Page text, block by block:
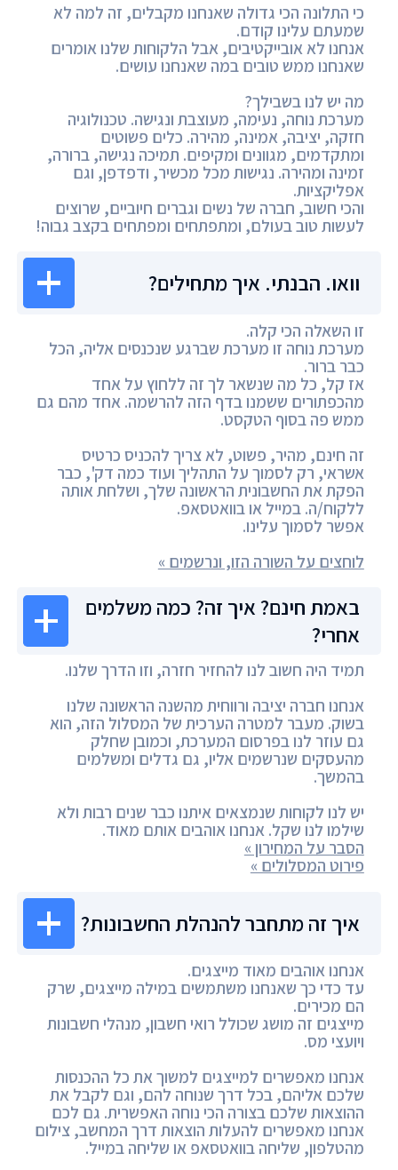
כי התלונה הכי גדולה שאנחנו מקבלים, זה למה לא
שמעתם עלינו קודם.
אנחנו לא אובייקטיבים, אבל הלקוחות שלנו אומרים
שאנחנו ממש טובים במה שאנחנו עושים.
מה יש לנו בשבילך?
מערכת נוחה, נעימה, מעוצבת ונגישה. טכנולוגיה
חזקה, יציבה, אמינה, מהירה. כלים פשוטים
ומתקדמים, מגוונים ומקיפים. תמיכה נגישה, ברורה,
זמינה ומהירה. נגישות מכל מכשיר, ודפדפן, וגם
אפליקציות.
והכי חשוב, חברה של נשים וגברים חיוביים, שרוצים
לעשות טוב בעולם, ומתפתחים ומפתחים בקצב גבוה!
וואו. הבנתי. איך מתחילים?
זו השאלה הכי קלה.
מערכת נוחה זו מערכת שברגע שנכנסים אליה, הכל
כבר ברור.
אז קל, כל מה שנשאר לך זה ללחוץ על אחד
מהכפתורים ששמנו בדף הזה להרשמה. אחד מהם גם
ממש פה בסוף הטקסט.
זה חינם, מהיר, פשוט, לא צריך להכניס כרטיס
אשראי, רק לסמוך על התהליך ועוד כמה דק', כבר
הפקת את החשבונית הראשונה שלך, ושלחת אותה
ללקוח/ה. במייל או בוואטסאפ.
אפשר לסמוך עלינו.
לוחצים על השורה הזו, ונרשמים »
באמת חינם? איך זה? כמה משלמים
אחרי?
תמיד היה חשוב לנו להחזיר חזרה, וזו הדרך שלנו.
אנחנו חברה יציבה ורווחית מהשנה הראשונה שלנו
בשוק. מעבר למטרה הערכית של המסלול הזה, הוא
גם עוזר לנו בפרסום המערכת, וכמובן שחלק
מהעסקים שנרשמים אליו, גם גדלים ומשלמים
בהמשך.
יש לנו לקוחות שנמצאים איתנו כבר שנים רבות ולא
שילמו לנו שקל. אנחנו אוהבים אותם מאוד.
הסבר על המחירון »
פירוט המסלולים »
איך זה מתחבר להנהלת החשבונות?
אנחנו אוהבים מאוד מייצגים.
עד כדי כך שאנחנו משתמשים במילה מייצגים, שרק
הם מכירים.
מייצגים זה מושג שכולל רואי חשבון, מנהלי חשבונות
ויועצי מס.
אנחנו מאפשרים למייצגים למשוך את כל ההכנסות
שלכם אליהם, בכל דרך שנוחה להם, וגם לקבל את
ההוצאות שלכם בצורה הכי נוחה האפשרית. גם לכם
אנחנו מאפשרים להעלות הוצאות דרך המחשב, צילום
מהטלפון, שליחה בוואטסאפ או שליחה במייל.